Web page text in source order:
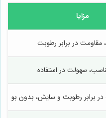
مزایا
مقاومت در برابر رطوبت
سهولت در استفاده
در برابر رطوبت و سایش، بدون بو